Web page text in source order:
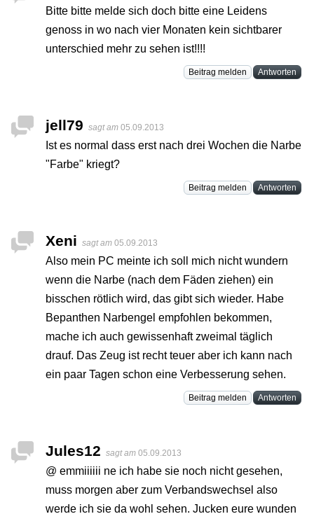
Bitte bitte melde sich doch bitte eine Leidens
genoss in wo nach vier Monaten kein sichtbarer
unterschied mehr zu sehen ist!!!!
Beitrag melden Antworten
jell79 sagt am 05.09.2013
Ist es normal dass erst nach drei Wochen die Narbe
"Farbe" kriegt?
Beitrag melden Antworten
Xeni sagt am 05.09.2013
Also mein PC meinte ich soll mich nicht wundern
wenn die Narbe (nach dem Fäden ziehen) ein
bisschen rötlich wird, das gibt sich wieder. Habe
Bepanthen Narbengel empfohlen bekommen,
mache ich auch gewissenhaft zweimal täglich
drauf. Das Zeug ist recht teuer aber ich kann nach
ein paar Tagen schon eine Verbesserung sehen.
Beitrag melden Antworten
Jules12 sagt am 05.09.2013
@ emmiiiiii ne ich habe sie noch nicht gesehen,
muss morgen aber zum Verbandswechsel also
werde ich sie da wohl sehen. Jucken eure wunden